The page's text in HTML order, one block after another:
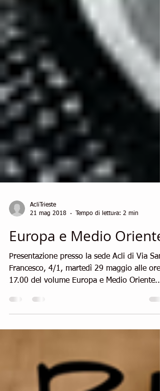
21 mag 2018
Tempo di lettura: 2 min
Europa e Medio Oriente
Presentazione presso la sede Acli di Via San
Francesco, 4/1, martedì 29 maggio alle ore